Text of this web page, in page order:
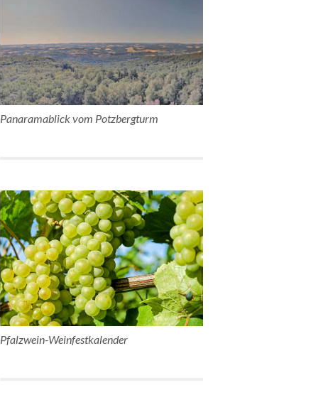
Panaramablick vom Potzbergturm
Pfalzwein-Weinfestkalender